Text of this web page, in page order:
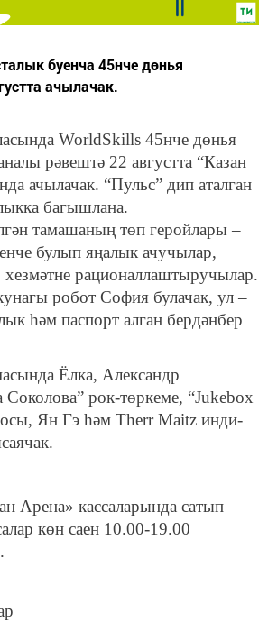
буенча 45нче дөнья
ачылачак.
WorldSkills 45нче дөнья
рәвештә 22 августта “Казан
ачылачак. “Пульс” дип аталган
багышлана.
тамашаның төп геройлары –
булып яңалык ачучылар,
хезмәтне рационаллаштыручылар.
робот София булачак, ул –
һәм паспорт алган бердәнбер
Ёлка, Александр
рок-төркеме, “Jukebox
Ян Гэ һәм Therr Maitz инди-
Арена» кассаларында сатып
көн саен 10.00-19.00